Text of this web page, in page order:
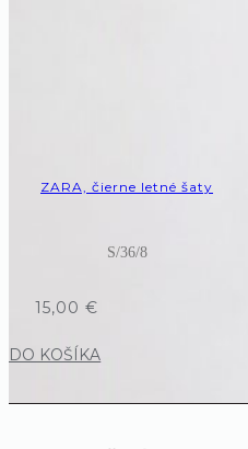
ZARA, čierne letné šaty
S/36/8
15,00 €
DO KOŠÍKA